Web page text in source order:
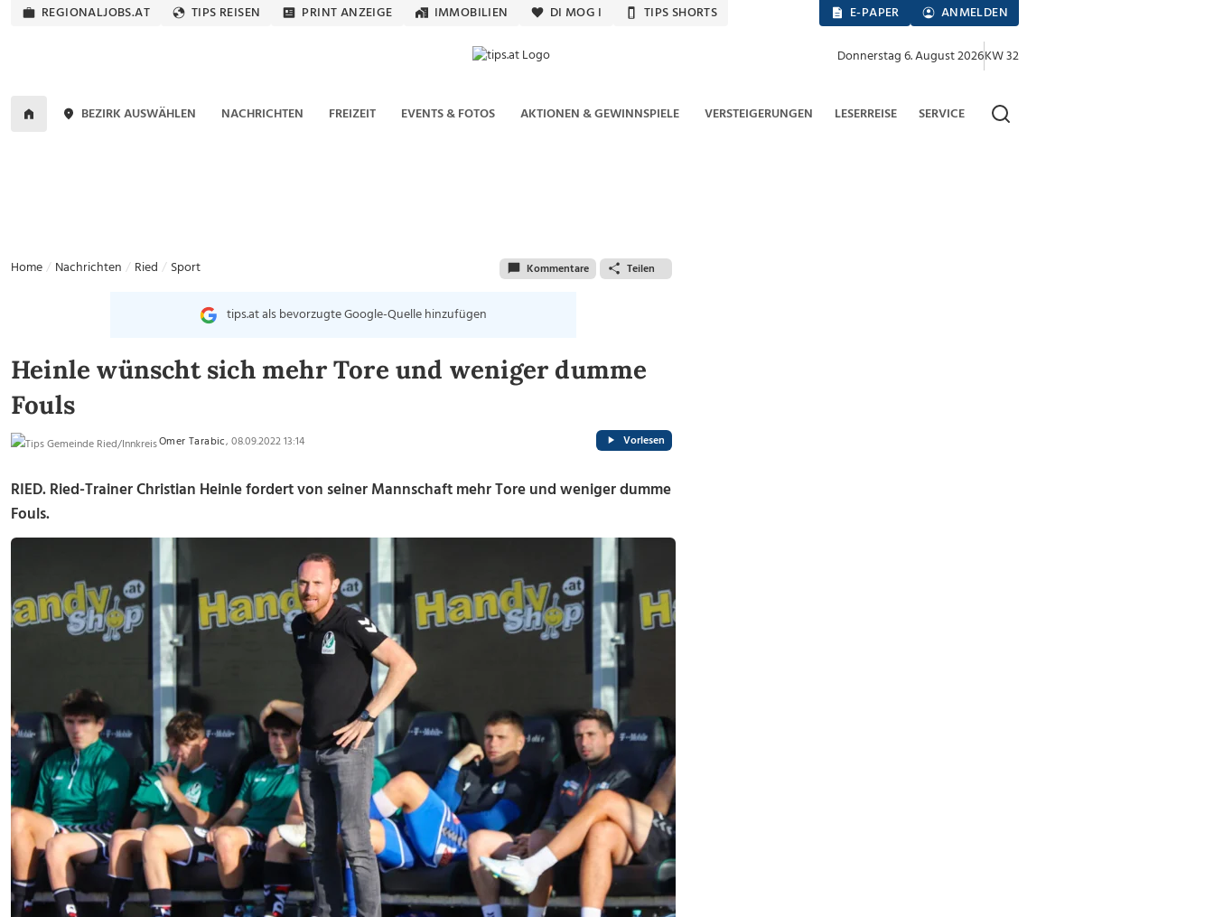
REGIONALJOBS.AT TIPS REISEN PRINT ANZEIGE IMMOBILIEN DI MOG I TIPS SHORTS E-PAPER ANMELDEN
Donnerstag 6. August 2026KW 32
BEZIRK AUSWÄHLEN NACHRICHTEN FREIZEIT EVENTS & FOTOS AKTIONEN & GEWINNSPIELE VERSTEIGERUNGEN LESERREISE SERVICE
Home Nachrichten Ried Sport Kommentare Teilen
tips.at als bevorzugte Google-Quelle hinzufügen
Heinle wünscht sich mehr Tore und weniger dumme
Fouls
Omer Tarabic, 08.09.2022 13:14 Vorlesen
RIED. Ried-Trainer Christian Heinle fordert von seiner Mannschaft mehr Tore und weniger dumme
Fouls.